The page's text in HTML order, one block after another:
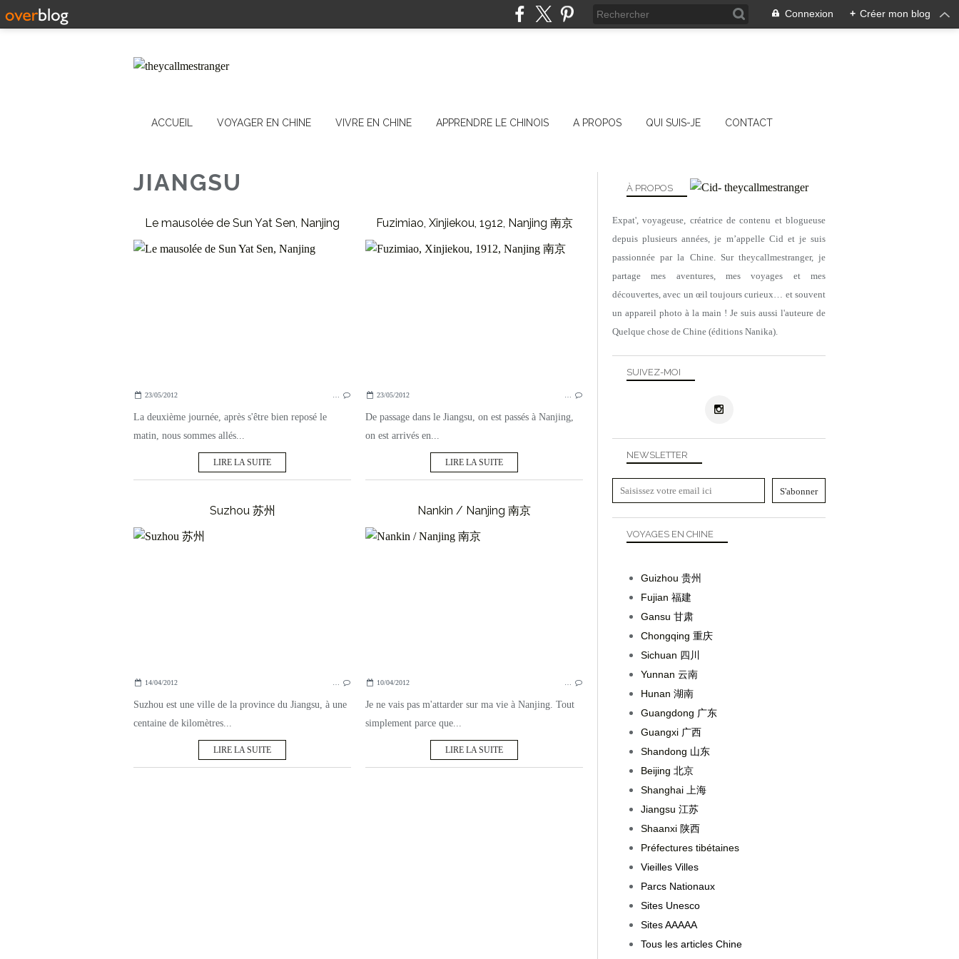
Connexion + Créer mon blog
ACCUEIL VOYAGER EN CHINE VIVRE EN CHINE APPRENDRE LE CHINOIS A PROPOS QUI SUIS-JE CONTACT
JIANGSU
Le mausolée de Sun Yat Sen, Nanjing
CHINE
23/05/2012 …
La deuxième journée, après s'être bien reposé le
matin, nous sommes allés...
LIRE LA SUITE
Fuzimiao, Xinjiekou, 1912, Nanjing 南京
CHINE
JIANGSU
AAAAA
23/05/2012 …
De passage dans le Jiangsu, on est passés à Nanjing,
on est arrivés en...
LIRE LA SUITE
Suzhou 苏州
14/04/2012 …
Suzhou est une ville de la province du Jiangsu, à une
centaine de kilomètres...
LIRE LA SUITE
Nankin / Nanjing 南京
10/04/2012 …
Je ne vais pas m'attarder sur ma vie à Nanjing. Tout
simplement parce que...
LIRE LA SUITE
NEWSLETTER
SUIVEZ-MOI
À PROPOS
Expat', voyageuse, créatrice de contenu et blogueuse
depuis plusieurs années, je m’appelle Cid et je suis
passionnée par la Chine. Sur theycallmestranger, je
partage mes aventures, mes voyages et mes
découvertes, avec un œil toujours curieux… et souvent
un appareil photo à la main ! Je suis aussi l'auteure de
Quelque chose de Chine (éditions Nanika).
VOYAGES EN CHINE
Guizhou 贵州
Fujian 福建
Gansu 甘肃
Chongqing 重庆
Sichuan 四川
Yunnan 云南
Hunan 湖南
Guangdong 广东
Guangxi 广西
Shandong 山东
Beijing 北京
Shanghai 上海
Jiangsu 江苏
Shaanxi 陕西
Préfectures tibétaines
Vieilles Villes
Parcs Nationaux
Sites Unesco
Sites AAAAA
Tous les articles Chine